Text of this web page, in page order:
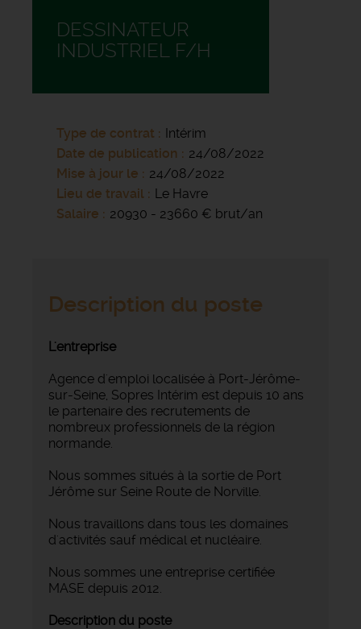
DESSINATEUR
INDUSTRIEL F/H
Type de contrat
Intérim
Date de publication
24/08/2022
Mise à jour le
24/08/2022
Lieu de travail
Le Havre
Salaire
20930 - 23660 € brut/an
Description du poste
L'entreprise
Agence d'emploi localisée à Port-Jérôme-
sur-Seine, Sopres Intérim est depuis 10 ans
le partenaire des recrutements de
nombreux professionnels de la région
normande.
Nous sommes situés à la sortie de Port
Jérôme sur Seine Route de Norville.
Nous travaillons dans tous les domaines
d'activités sauf médical et nucléaire.
Nous sommes une entreprise certifiée
MASE depuis 2012.
Description du poste